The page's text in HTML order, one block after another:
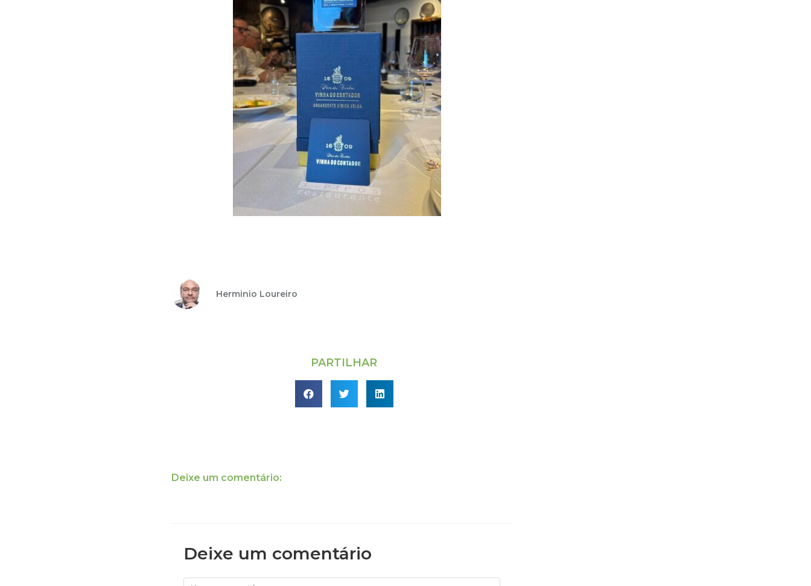
Herminio Loureiro
PARTILHAR
Deixe um comentário:
Deixe um comentário